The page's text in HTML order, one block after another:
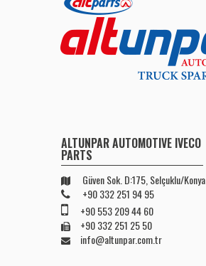
ALTUNPAR AUTOMOTIVE IVECO
PARTS
Güven Sok. D:175, Selçuklu/Konya
+90 332 251 94 95
+90 553 209 44 60
+90 332 251 25 50
info@altunpar.com.tr